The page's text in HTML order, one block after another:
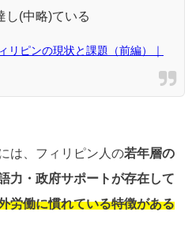
し(中略)ている
リピンの現状と課題（前編）｜
は、フィリピン人の若年層の
力・政府サポートが存在して
労働に慣れている特徴がある